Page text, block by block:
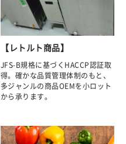
【レトルト商品】
JFS-B規格に基づくHACCP認証取
得。確かな品質管理体制のもと、
多ジャンルの商品OEMを小ロット
から承ります。